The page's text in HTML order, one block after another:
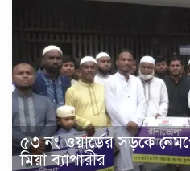
৫৩ নং ওয়ার্ডের সড়কে
মিয়া ব্যাপারীর